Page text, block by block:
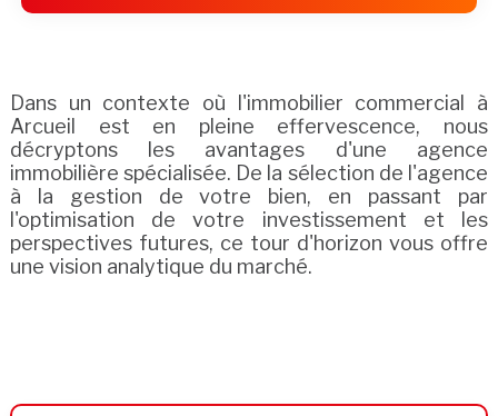
Dans un contexte où l'immobilier commercial à
Arcueil est en pleine effervescence, nous
décryptons les avantages d'une agence
immobilière spécialisée. De la sélection de l'agence
à la gestion de votre bien, en passant par
l'optimisation de votre investissement et les
perspectives futures, ce tour d'horizon vous offre
une vision analytique du marché.